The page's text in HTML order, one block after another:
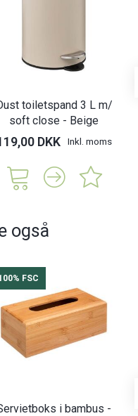
toiletspand 3 L m/
soft close - Beige
DKK Inkl. moms
også
FSC
i bambus -